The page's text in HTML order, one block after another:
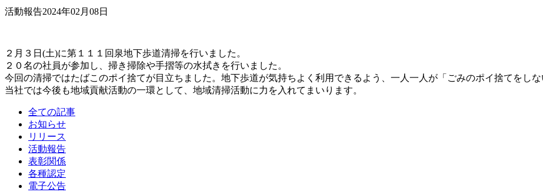
活動報告2024年02月08日
２月３日(土)に第１１１回泉地下歩道清掃を行いました。
２０名の社員が参加し、掃き掃除や手摺等の水拭きを行いました。
今回の清掃ではたばこのポイ捨てが目立ちました。地下歩道が気持ちよく利用できるよう、一人一人が「ごみのポイ捨てをしな
当社では今後も地域貢献活動の一環として、地域清掃活動に力を入れてまいります。
全ての記事
お知らせ
リリース
活動報告
表彰関係
各種認定
電子公告